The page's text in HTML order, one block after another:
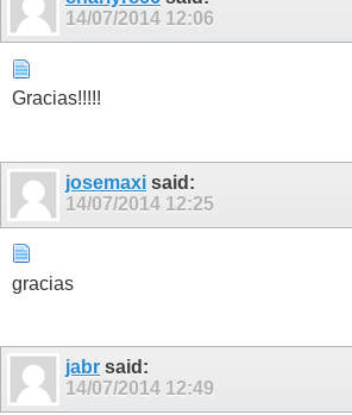
14/07/2014 12:06
Gracias!!!!!
josemaxi said:
14/07/2014 12:25
gracias
jabr said:
14/07/2014 12:49